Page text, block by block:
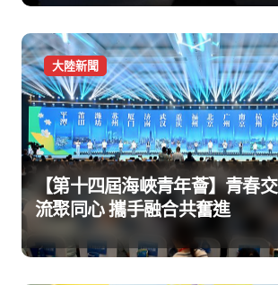
大陸新聞
【第十四屆海峽青年薈】青春交
流聚同心 攜手融合共奮進